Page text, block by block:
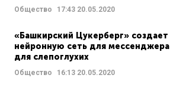
Общество 17:43 20.05.2020
«Башкирский Цукерберг» создает
нейронную сеть для мессенджера
для слепоглухих
Общество 16:13 20.05.2020